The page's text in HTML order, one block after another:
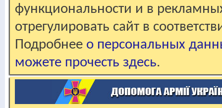
функциональности и в
отрегулировать сайт в
Подробнее о персональных
можете прочесть здесь.